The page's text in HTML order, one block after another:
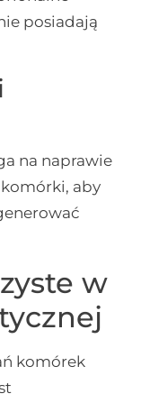
posiadają
na naprawie
aby
w
komórek